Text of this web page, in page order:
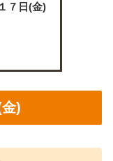
７日(金)
)